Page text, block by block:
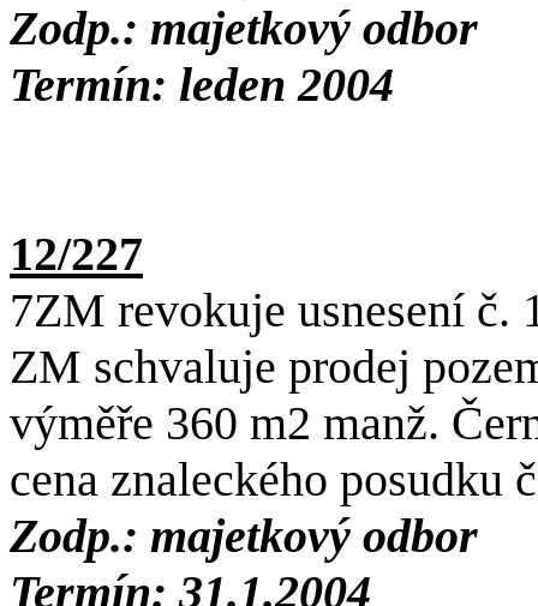
Zodp.: majetkový odbor
Termín: leden 2004
12/227
7ZM revokuje usnesení č.
ZM schvaluje prodej
výměře 360 m2 manž.
cena znaleckého posudku
Zodp.: majetkový odbor
Termín: 31.1.2004